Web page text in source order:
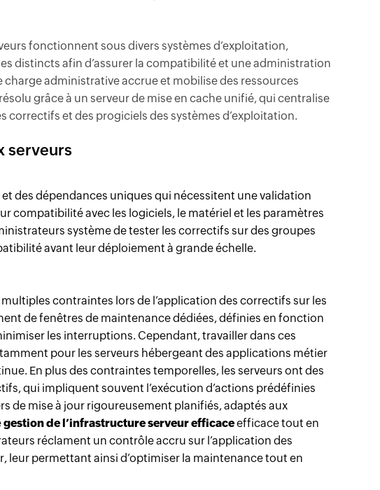
fonctionnent sous divers systèmes d’exploitation,
distincts afin d’assurer la compatibilité et une administration
administrative accrue et mobilise des ressources
grâce à un serveur de mise en cache unifié, qui centralise
correctifs et des progiciels des systèmes d’exploitation.
serveurs
des dépendances uniques qui nécessitent une validation
compatibilité avec les logiciels, le matériel et les paramètres
système de tester les correctifs sur des groupes
avant leur déploiement à grande échelle.
contraintes lors de l’application des correctifs sur les
de fenêtres de maintenance dédiées, définies en fonction
les interruptions. Cependant, travailler dans ces
pour les serveurs hébergeant des applications métier
En plus des contraintes temporelles, les serveurs ont des
qui impliquent souvent l’exécution d’actions prédéfinies
de mise à jour rigoureusement planifiés, adaptés aux
gestion de l’infrastructure serveur efficaceefficace tout en
réclament un contrôle accru sur l’application des
leur permettant ainsi d’optimiser la maintenance tout en